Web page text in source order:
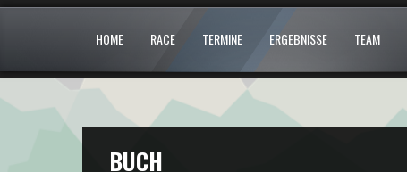
HOME RACE TERMINE ERGEBNISSE TEAM
BUCH